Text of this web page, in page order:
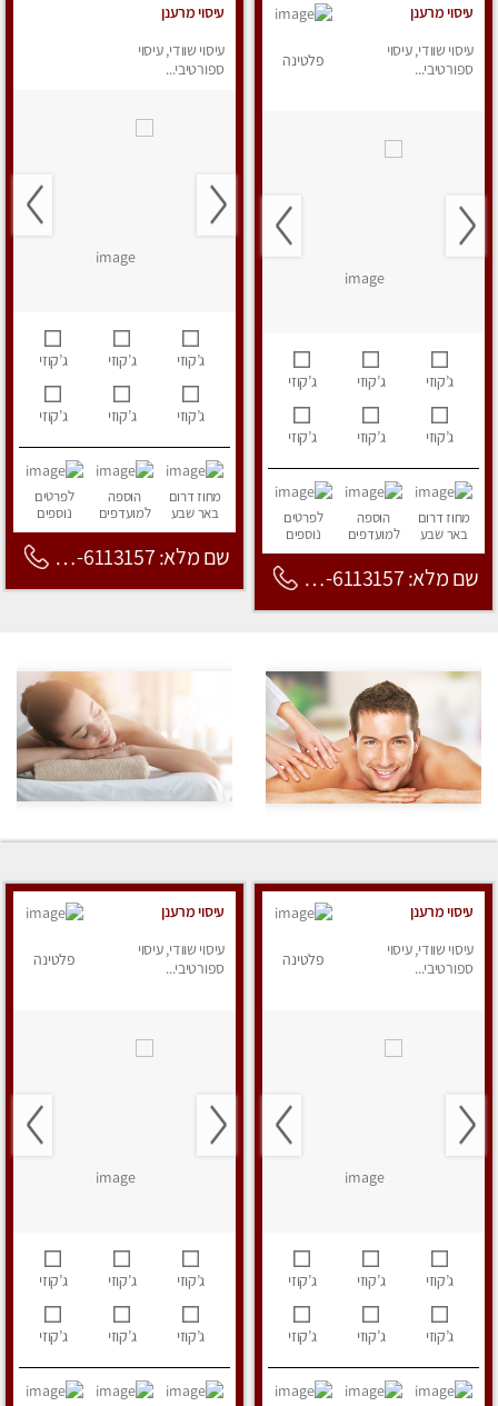
עיסוי מרענן
עיסוי שוודי, עיסוי
ספורטיבי...
פלטינה
ג’קוזי ג’קוזי ג’קוזי
ג’קוזי ג’קוזי ג’קוזי
מחוז דרום
באר שבע
הוספה
למועדפים
לפרטים
נוספים
שם מלא: 053-6113157
עיסוי מרענן
עיסוי שוודי, עיסוי
ספורטיבי...
ג’קוזי ג’קוזי ג’קוזי
ג’קוזי ג’קוזי ג’קוזי
מחוז דרום
באר שבע
הוספה
למועדפים
לפרטים
נוספים
שם מלא: 053-6113157
עיסוי מרענן
עיסוי שוודי, עיסוי
ספורטיבי...
פלטינה
ג’קוזי ג’קוזי ג’קוזי
ג’קוזי ג’קוזי ג’קוזי
עיסוי מרענן
עיסוי שוודי, עיסוי
ספורטיבי...
פלטינה
ג’קוזי ג’קוזי ג’קוזי
ג’קוזי ג’קוזי ג’קוזי